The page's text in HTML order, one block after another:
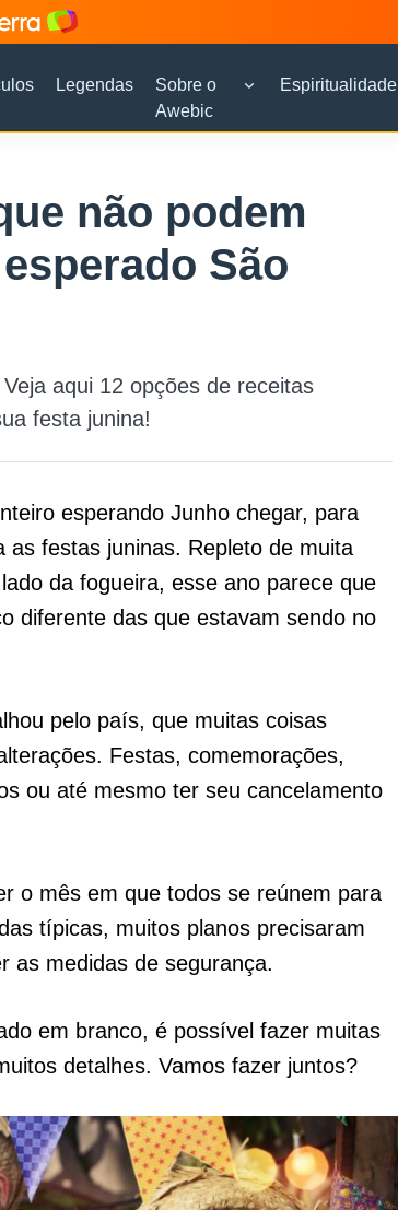
Legendas
Sobre o
Awebic
Espiritualidade
não podem
São
aqui 12 opções de receitas
festa junina!
esperando Junho chegar, para
as festas juninas. Repleto de muita
da fogueira, esse ano parece que
diferente das que estavam sendo no
pelo país, que muitas coisas
Festas, comemorações,
ou até mesmo ter seu cancelamento
o mês em que todos se reúnem para
típicas, muitos planos precisaram
as medidas de segurança.
em branco, é possível fazer muitas
detalhes. Vamos fazer juntos?